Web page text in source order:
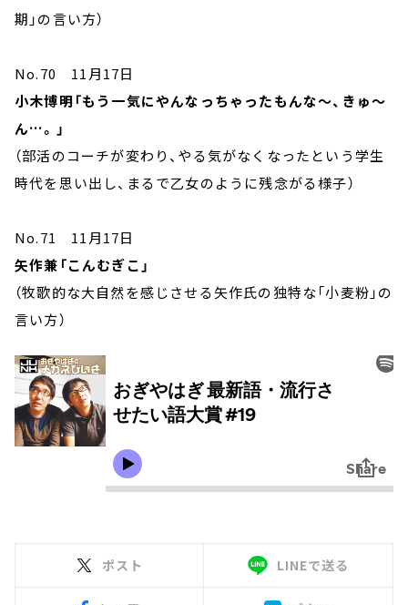
期」の言い方）
No.70 11月17日
小木博明「もう一気にやんなっちゃったもんな～、きゅ～
ん…。」
（部活のコーチが変わり、やる気がなくなったという学生
時代を思い出し、まるで乙女のように残念がる様子）
No.71 11月17日
矢作兼「こんむぎこ」
（牧歌的な大自然を感じさせる矢作氏の独特な「小麦粉」の
言い方）
ポスト LINEで送る